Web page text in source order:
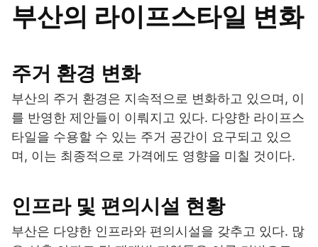
부산의 라이프스타일 변화
주거 환경 변화
부산의 주거 환경은 지속적으로 변화하고 있으며, 이
를 반영한 제안들이 이뤄지고 있다. 다양한 라이프스
타일을 수용할 수 있는 주거 공간이 요구되고 있으
며, 이는 최종적으로 가격에도 영향을 미칠 것이다.
인프라 및 편의시설 현황
부산은 다양한 인프라와 편의시설을 갖추고 있다. 많